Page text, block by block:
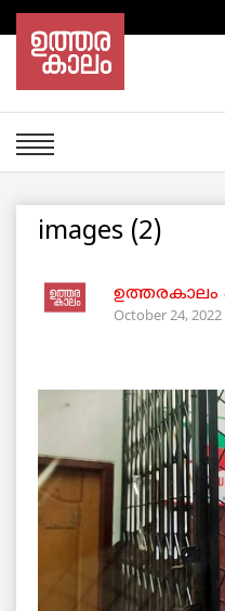
images (2)
ഉത്തരകാലം
October 24, 2022